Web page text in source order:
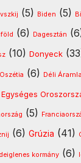
(5) Biden (5)
(6) Dagesztán
(10) Donyeck
(6) Déli
Egységes
(5)
(6) Grúzia (41)
kormány (6)